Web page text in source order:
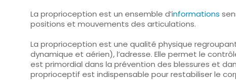
La proprioception est un ensemble d’informations
positions et mouvements des articulations.
La proprioception est une qualité physique
dynamique et aérien), l’adresse. Elle permet le
est primordial dans la prévention des blessures et
proprioceptif est indispensable pour restabiliser le